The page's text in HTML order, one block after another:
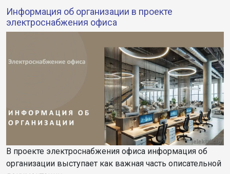
Информация об организации в проекте
электроснабжения офиса
В проекте электроснабжения офиса информация об
организации выступает как важная часть описательной